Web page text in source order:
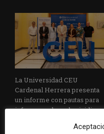
La Universidad CEU
Cardenal Herrera presenta
un informe con pautas para
informar sobre el suicidio